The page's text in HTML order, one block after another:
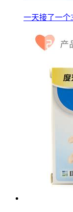
一天接了一个